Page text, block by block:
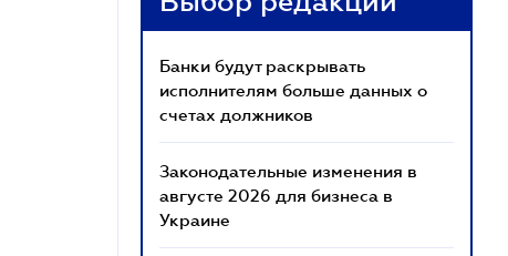
Банки будут раскрывать
исполнителям больше данных о
счетах должников
Законодательные изменения в
августе 2026 для бизнеса в
Украине